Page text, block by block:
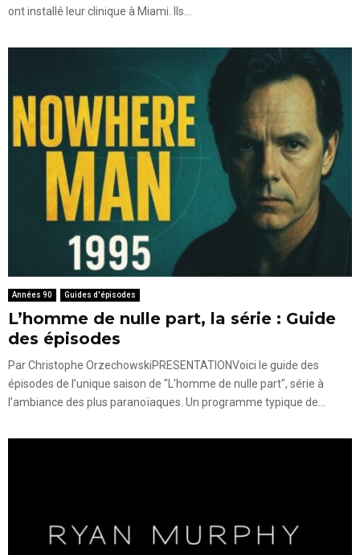
ont installé leur clinique à Miami. Ils...
Années 90 Guides d'épisodes
L’homme de nulle part, la série : Guide
des épisodes
Par Christophe OrzechowskiPRESENTATIONVoici le guide des
épisodes de l’unique saison de "L'homme de nulle part", série à
l’ambiance des plus paranoïaques. Un programme typique de...